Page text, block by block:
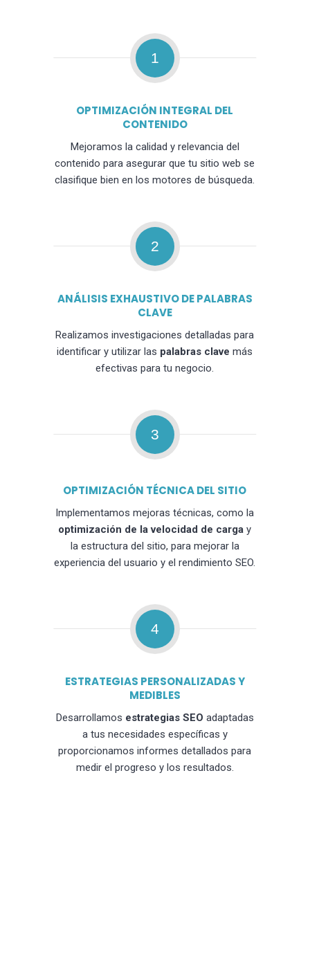
1
OPTIMIZACIÓN INTEGRAL DEL
CONTENIDO
Mejoramos la calidad y relevancia del
contenido para asegurar que tu sitio web se
clasifique bien en los motores de búsqueda.
2
ANÁLISIS EXHAUSTIVO DE PALABRAS
CLAVE
Realizamos investigaciones detalladas para
identificar y utilizar las palabras clave más
efectivas para tu negocio.
3
OPTIMIZACIÓN TÉCNICA DEL SITIO
Implementamos mejoras técnicas, como la
optimización de la velocidad de carga y
la estructura del sitio, para mejorar la
experiencia del usuario y el rendimiento SEO.
4
ESTRATEGIAS PERSONALIZADAS Y
MEDIBLES
Desarrollamos estrategias SEO adaptadas
a tus necesidades específicas y
proporcionamos informes detallados para
medir el progreso y los resultados.